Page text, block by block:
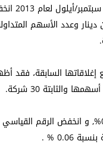
والثابتة 30 شركة.
0.06 % .